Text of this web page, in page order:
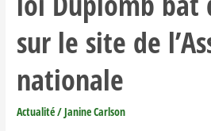
sur le site de
nationale
Actualité/Janine Carlson
Duplomb
des